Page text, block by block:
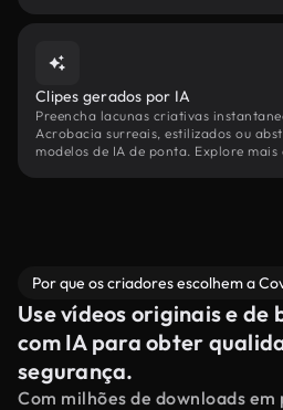
Clipes gerados por IA
Preencha lacunas criativas
Acrobacia surreais, estilizados ou
modelos de IA de ponta. Explore mais
Por que os criadores escolhem a
Use vídeos originais e de
com IA para obter
segurança.
Com milhões de downloads